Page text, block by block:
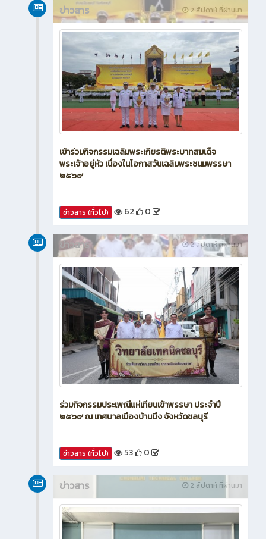
2 สัปดาห์ ที่ผ่านมา
ข่าวสาร
เข้าร่วมกิจกรรมเฉลิมพระเกียรติพระบาทสมเด็จ
พระเจ้าอยู่หัว เนื่องในโอกาสวันเฉลิมพระชนมพรรษา
๒๕๖๙
ข่าวสาร (ทั่วไป) 62 0
2 สัปดาห์ ที่ผ่านมา
ข่าวสาร
ร่วมกิจกรรมประเพณีแห่เทียนเข้าพรรษา ประจำปี
๒๕๖๙ ณ เทศบาลเมืองบ้านบึง จังหวัดชลบุรี
ข่าวสาร (ทั่วไป) 53 0
2 สัปดาห์ ที่ผ่านมา
ข่าวสาร